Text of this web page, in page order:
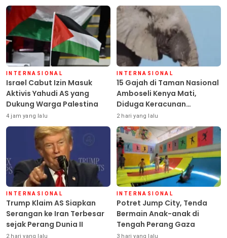
INTERNASIONAL
Israel Cabut Izin Masuk
Aktivis Yahudi AS yang
Dukung Warga Palestina
4 jam yang lalu
INTERNASIONAL
15 Gajah di Taman Nasional
Amboseli Kenya Mati,
Diduga Keracunan
Pestisida
2 hari yang lalu
INTERNASIONAL
Trump Klaim AS Siapkan
Serangan ke Iran Terbesar
sejak Perang Dunia II
2 hari yang lalu
INTERNASIONAL
Potret Jump City, Tenda
Bermain Anak-anak di
Tengah Perang Gaza
3 hari yang lalu